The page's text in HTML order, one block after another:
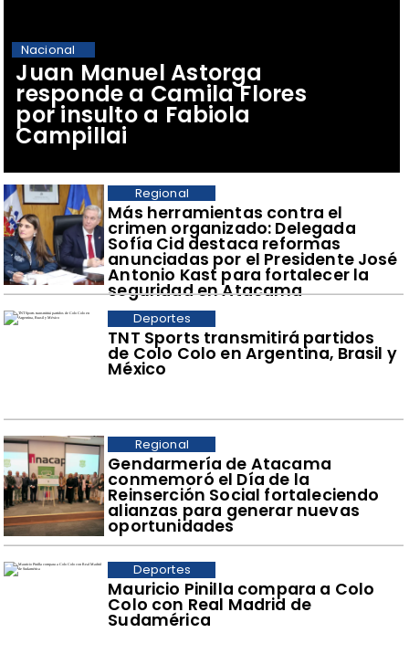
​Más herramientas contra el
crimen organizado: Delegada
Sofía Cid destaca reformas
anunciadas por el Presidente José
Antonio Kast para fortalecer la
seguridad en Atacama
Regional
TNT Sports transmitirá partidos
de Colo Colo en Argentina, Brasil y
México
Deportes
​Gendarmería de Atacama
conmemoró el Día de la
Reinserción Social fortaleciendo
alianzas para generar nuevas
oportunidades
Regional
Mauricio Pinilla compara a Colo
Colo con Real Madrid de
Sudamérica
Deportes
Juan Manuel Astorga
responde a Camila Flores
por insulto a Fabiola
Campillai
Nacional